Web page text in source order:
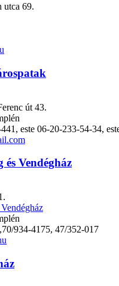
utca 69.
út 43.
este 06-20-233-54-34,
Vendégház
934-4175, 47/352-017